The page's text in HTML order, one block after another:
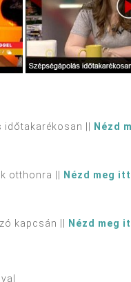
időtakarékosan ||
Nézd
otthonra ||
Nézd meg
kapcsán ||
Nézd meg